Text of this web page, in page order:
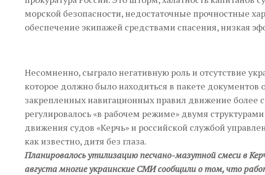
морской безопасности, недостаточные прочностные
обеспечение экипажей средствами спасения, низкая
Несомненно, сыграло негативную роль и отсутствие
которое должно было находиться в пакете документов
закрепленных навигационных правил движение более
регулировалось «в рабочем режиме» двумя
движения судов «Керчь» и российской службой
как известно, дитя без глаза.
Планировалось утилизацию песчано-мазутной смеси в
августа многие украинские СМИ сообщили о том, что